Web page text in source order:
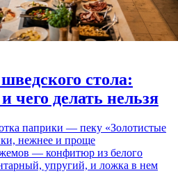
стола:
чего делать нельзя
паприки — пеку «Золотистые
нежнее и проще
— конфитюр из белого
упругий, и ложка в нем